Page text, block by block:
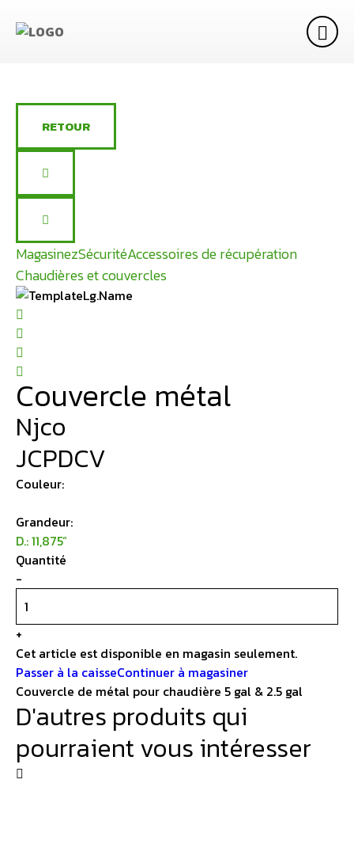
RETOUR
MagasinezSécuritéAccessoires de récupération
Chaudières et couvercles
Couvercle métal
Njco
JCPDCV
Couleur:
Grandeur:
D.: 11,875”
Quantité
-
+
Cet article est disponible en magasin seulement.
Passer à la caisseContinuer à magasiner
Couvercle de métal pour chaudière 5 gal & 2.5 gal
D'autres produits qui
pourraient vous intéresser